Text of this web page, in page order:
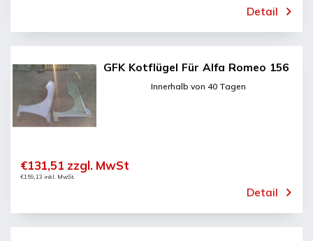
Detail
GFK Kotflügel Für Alfa Romeo 156
Innerhalb von 40 Tagen
€159,13 inkl. MwSt.
€131,51 zzgl. MwSt
Detail